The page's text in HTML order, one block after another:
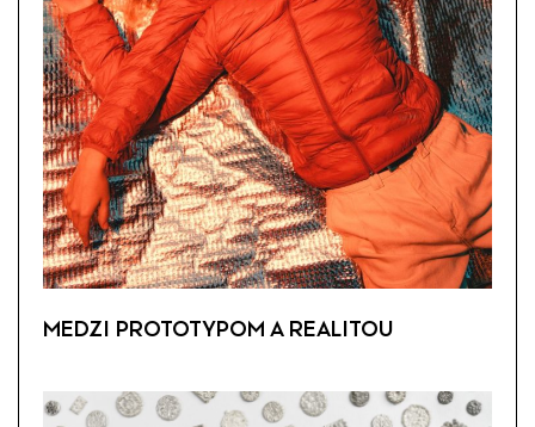
MEDZI PROTOTYPOM A REALITOU